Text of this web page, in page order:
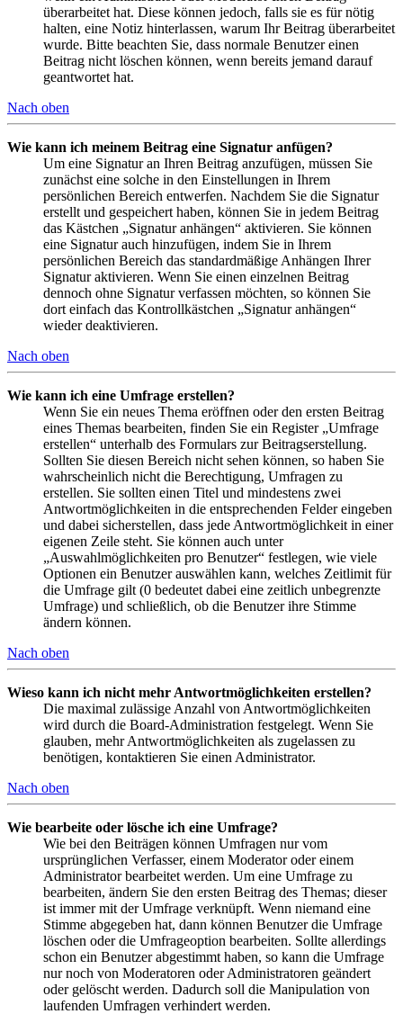
überarbeitet hat. Diese können jedoch, falls sie es für nötig
halten, eine Notiz hinterlassen, warum Ihr Beitrag überarbeitet
wurde. Bitte beachten Sie, dass normale Benutzer einen
Beitrag nicht löschen können, wenn bereits jemand darauf
geantwortet hat.
Nach oben
Wie kann ich meinem Beitrag eine Signatur anfügen?
Um eine Signatur an Ihren Beitrag anzufügen, müssen Sie
zunächst eine solche in den Einstellungen in Ihrem
persönlichen Bereich entwerfen. Nachdem Sie die Signatur
erstellt und gespeichert haben, können Sie in jedem Beitrag
das Kästchen „Signatur anhängen“ aktivieren. Sie können
eine Signatur auch hinzufügen, indem Sie in Ihrem
persönlichen Bereich das standardmäßige Anhängen Ihrer
Signatur aktivieren. Wenn Sie einen einzelnen Beitrag
dennoch ohne Signatur verfassen möchten, so können Sie
dort einfach das Kontrollkästchen „Signatur anhängen“
wieder deaktivieren.
Nach oben
Wie kann ich eine Umfrage erstellen?
Wenn Sie ein neues Thema eröffnen oder den ersten Beitrag
eines Themas bearbeiten, finden Sie ein Register „Umfrage
erstellen“ unterhalb des Formulars zur Beitragserstellung.
Sollten Sie diesen Bereich nicht sehen können, so haben Sie
wahrscheinlich nicht die Berechtigung, Umfragen zu
erstellen. Sie sollten einen Titel und mindestens zwei
Antwortmöglichkeiten in die entsprechenden Felder eingeben
und dabei sicherstellen, dass jede Antwortmöglichkeit in einer
eigenen Zeile steht. Sie können auch unter
„Auswahlmöglichkeiten pro Benutzer“ festlegen, wie viele
Optionen ein Benutzer auswählen kann, welches Zeitlimit für
die Umfrage gilt (0 bedeutet dabei eine zeitlich unbegrenzte
Umfrage) und schließlich, ob die Benutzer ihre Stimme
ändern können.
Nach oben
Wieso kann ich nicht mehr Antwortmöglichkeiten erstellen?
Die maximal zulässige Anzahl von Antwortmöglichkeiten
wird durch die Board-Administration festgelegt. Wenn Sie
glauben, mehr Antwortmöglichkeiten als zugelassen zu
benötigen, kontaktieren Sie einen Administrator.
Nach oben
Wie bearbeite oder lösche ich eine Umfrage?
Wie bei den Beiträgen können Umfragen nur vom
ursprünglichen Verfasser, einem Moderator oder einem
Administrator bearbeitet werden. Um eine Umfrage zu
bearbeiten, ändern Sie den ersten Beitrag des Themas; dieser
ist immer mit der Umfrage verknüpft. Wenn niemand eine
Stimme abgegeben hat, dann können Benutzer die Umfrage
löschen oder die Umfrageoption bearbeiten. Sollte allerdings
schon ein Benutzer abgestimmt haben, so kann die Umfrage
nur noch von Moderatoren oder Administratoren geändert
oder gelöscht werden. Dadurch soll die Manipulation von
laufenden Umfragen verhindert werden.